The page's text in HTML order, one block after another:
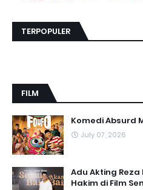
TERPOPULER
FILM
Komedi Absurd
July 07, 2026
Adu Akting
Hakim di Film